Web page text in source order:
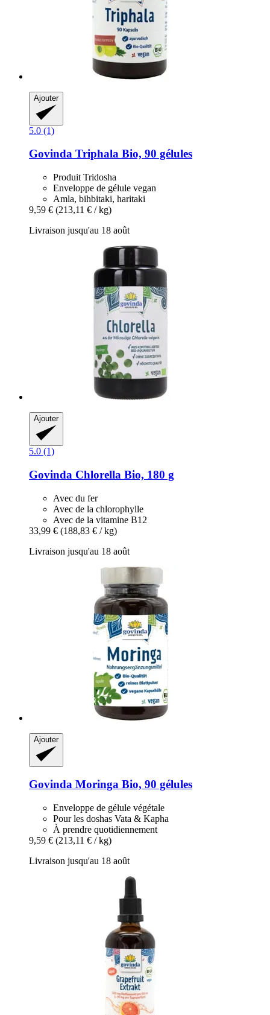
Ajouter
5.0 (1)
Govinda Triphala Bio, 90 gélules
Produit Tridosha
Enveloppe de gélule vegan
Amla, bihbitaki, haritaki
9,59 € (213,11 € / kg)
Livraison jusqu'au 18 août
Ajouter
5.0 (1)
Govinda Chlorella Bio, 180 g
Avec du fer
Avec de la chlorophylle
Avec de la vitamine B12
33,99 € (188,83 € / kg)
Livraison jusqu'au 18 août
Ajouter
Govinda Moringa Bio, 90 gélules
Enveloppe de gélule végétale
Pour les doshas Vata & Kapha
À prendre quotidiennement
9,59 € (213,11 € / kg)
Livraison jusqu'au 18 août